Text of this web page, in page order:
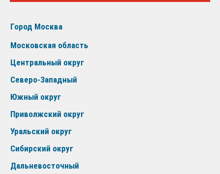
Город Москва
Московская область
Центральный округ
Северо-Западный
Южный округ
Приволжский округ
Уральский округ
Сибирский округ
Дальневосточный